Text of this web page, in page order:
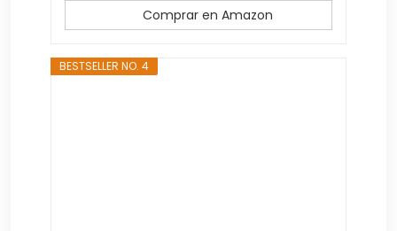
Comprar en Amazon
BESTSELLER NO. 4